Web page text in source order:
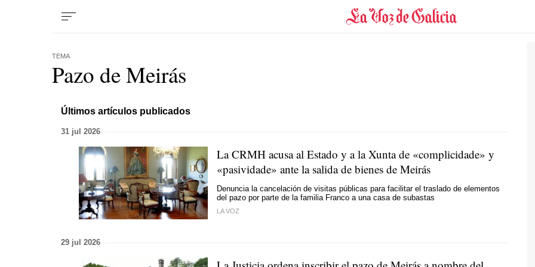
TEMA
Pazo de Meirás
Últimos artículos publicados
31 jul 2026
La CRMH acusa al Estado y a la Xunta de «complicidade» y
«pasividade» ante la salida de bienes de Meirás
Denuncia la cancelación de visitas públicas para facilitar el traslado de elementos
del pazo por parte de la familia Franco a una casa de subastas
LA VOZ
29 jul 2026